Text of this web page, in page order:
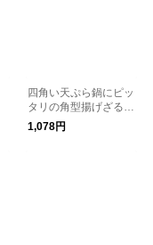
四角い天ぷら鍋にピッ
タリの角型揚げざる
【揚げ物】
1,078円